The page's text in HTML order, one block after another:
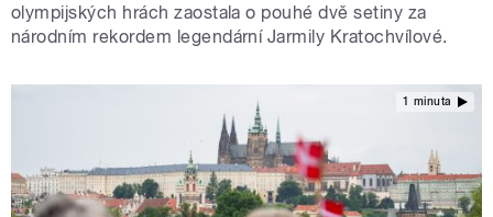
olympijských hrách zaostala o pouhé dvě setiny za
národním rekordem legendární Jarmily Kratochvílové.
1 minuta